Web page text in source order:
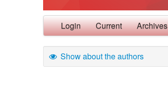
Login Current Archives
Show about the authors